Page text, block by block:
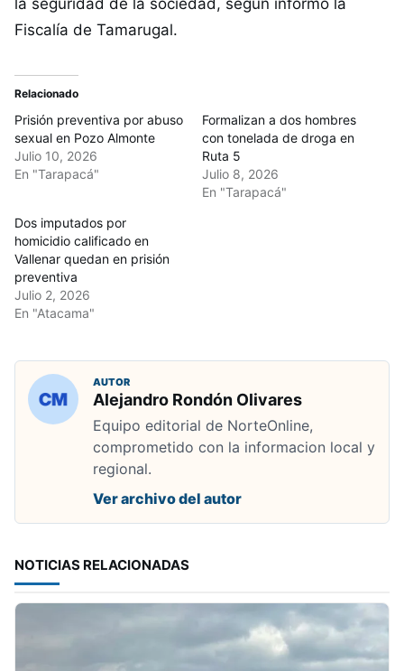
la seguridad de la sociedad, según informó la
Fiscalía de Tamarugal.
Relacionado
Prisión preventiva por abuso
sexual en Pozo Almonte
Julio 10, 2026
En "Tarapacá"
Formalizan a dos hombres
con tonelada de droga en
Ruta 5
Julio 8, 2026
En "Tarapacá"
Dos imputados por
homicidio calificado en
Vallenar quedan en prisión
preventiva
Julio 2, 2026
En "Atacama"
AUTOR
Alejandro Rondón Olivares
Equipo editorial de NorteOnline,
comprometido con la informacion local y
regional.
Ver archivo del autor
NOTICIAS RELACIONADAS